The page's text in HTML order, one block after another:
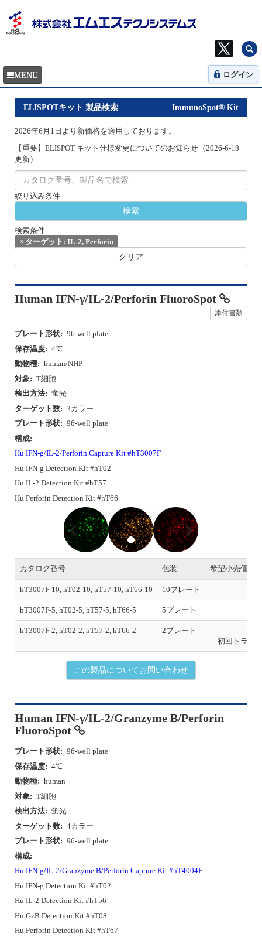
ログイン
ImmunoSpot® Kit
ELISPOTキット 製品検索
2026年6月1日より新価格を適用しております。
【重要】ELISPOT キット仕様変更についてのお知らせ（2026-6-18
更新）
絞り込み条件
検索条件
× ターゲット: IL-2, Perforin
クリア
Human IFN-γ/IL-2/Perforin FluoroSpot
添付書類
プレート形状: 96-well plate
保存温度: 4℃
動物種: human/NHP
対象: T細胞
検出方法: 蛍光
ターゲット数: 3カラー
プレート形状: 96-well plate
構成:
Hu IFN-g/IL-2/Perforin Capture Kit #hT3007F
Hu IFN-g Detection Kit #hT02
Hu IL-2 Detection Kit #hT57
Hu Perforin Detection Kit #hT66
P
r
e
v
i
u
s
N
e
x
t
カタログ番号 包装 希望小売価格
hT3007F-10, hT02-10, hT57-10, hT66-10 10プレート
hT3007F-5, hT02-5, hT57-5, hT66-5 5プレート
hT3007F-2, hT02-2, hT57-2, hT66-2 2プレート
初回トライ
この製品についてお問い合わせ
Human IFN-γ/IL-2/Granzyme B/Perforin
FluoroSpot
プレート形状: 96-well plate
保存温度: 4℃
動物種: human
対象: T細胞
検出方法: 蛍光
ターゲット数: 4カラー
プレート形状: 96-well plate
構成:
Hu IFN-g/IL-2/Granzyme B/Perforin Capture Kit #hT4004F
Hu IFN-g Detection Kit #hT02
Hu IL-2 Detection Kit #hT56
Hu GzB Detection Kit #hT08
Hu Perforin Detection Kit #hT67